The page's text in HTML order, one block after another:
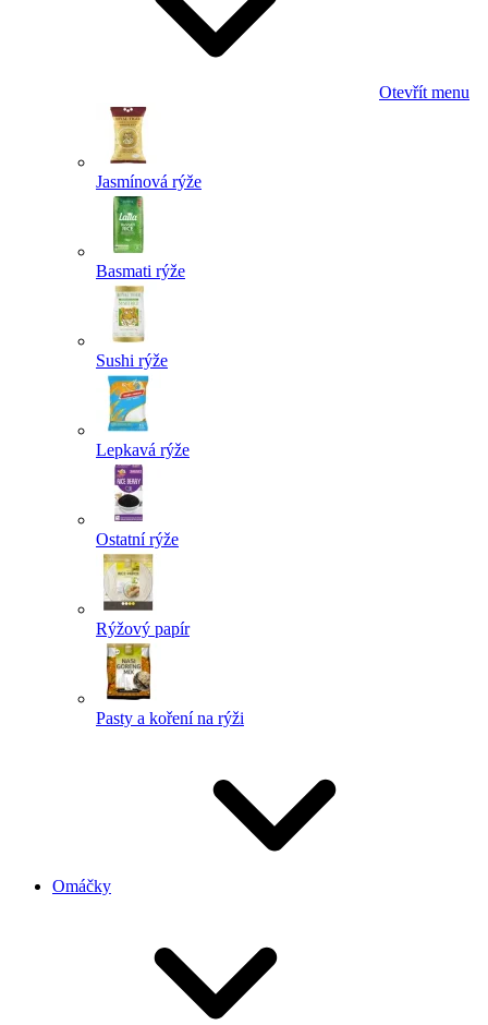
Otevřít menu
Jasmínová rýže
Basmati rýže
Sushi rýže
Lepkavá rýže
Ostatní rýže
Rýžový papír
Pasty a koření na rýži
Omáčky